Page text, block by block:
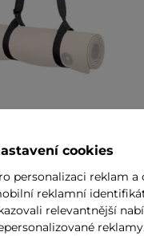
popruh pro
cvičení inSPORTline
cookies
personalizaci reklam a
reklamní
relevantnější